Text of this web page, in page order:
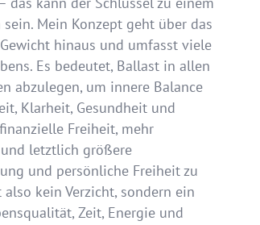
Mein Konzept geht über das
hinaus und umfasst viele
Es bedeutet, Ballast in allen
abzulegen, um innere Balance
Klarheit, Gesundheit und
Freiheit, mehr
letztlich größere
und persönliche Freiheit zu
also kein Verzicht, sondern ein
Zeit, Energie und